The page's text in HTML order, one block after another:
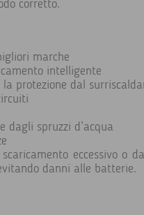
corretto.
marche
intelligente
protezione dal
dagli spruzzi d’acqua
eccessivo o
danni alle batterie.